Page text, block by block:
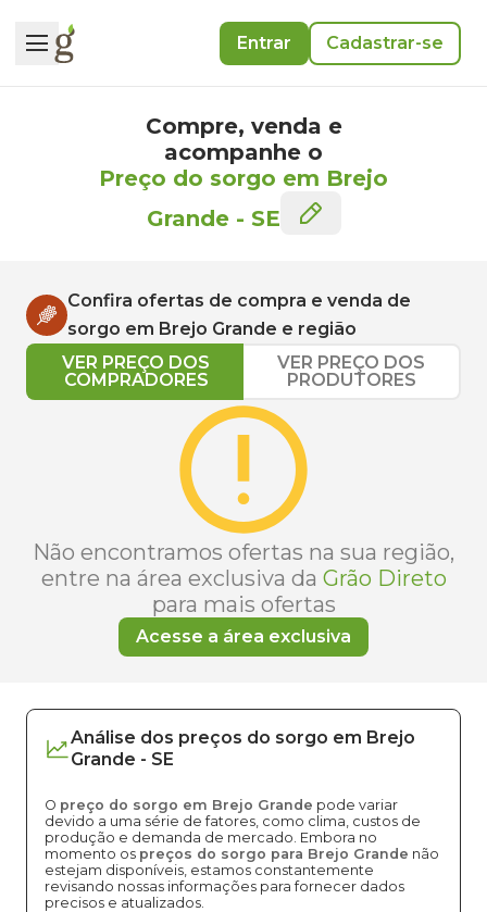
Entrar Cadastrar-se
Compre, venda e
acompanhe o
Preço do sorgo em Brejo
Grande - SE
Confira ofertas de compra e venda de
sorgo em Brejo Grande e região
VER PREÇO DOS
COMPRADORES
VER PREÇO DOS
PRODUTORES
Não encontramos ofertas na sua região,
entre na área exclusiva da Grão Direto
para mais ofertas
Acesse a área exclusiva
Análise dos preços do sorgo em Brejo
Grande - SE
O preço do sorgo em Brejo Grande pode variar
devido a uma série de fatores, como clima, custos de
produção e demanda de mercado. Embora no
momento os preços do sorgo para Brejo Grande não
estejam disponíveis, estamos constantemente
revisando nossas informações para fornecer dados
precisos e atualizados.